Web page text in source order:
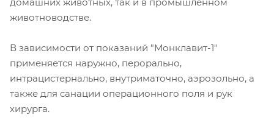
животноводстве.
В зависимости от показаний "Монклавит-1"
применяется наружно, перорально,
интрацистернально, внутриматочно, аэрозольно, а
также для санации операционного поля и рук
хирурга.